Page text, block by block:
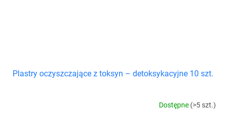
Plastry oczyszczające z toksyn – detoksykacyjne 10 szt.
Dostępne (>5 szt.)